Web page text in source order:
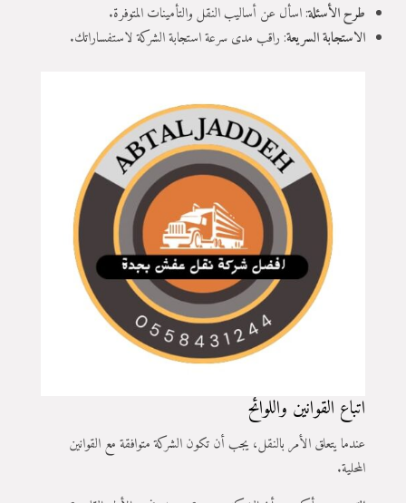
طرح الأسئلة: اسأل عن أساليب النقل والتأمينات المتوفرة.
الاستجابة السريعة: راقب مدى سرعة استجابة الشركة لاستفساراتك.
اتباع القوانين واللوائح
عندما يتعلق الأمر بالنقل، يجب أن تكون الشركة متوافقة مع القوانين
المحلية.